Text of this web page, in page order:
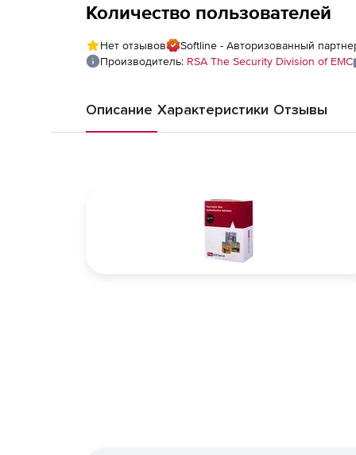
Количество пользователей
Нет отзывов
Softline - Авторизованный
Производитель: RSA The Security Division of EMC
Описание Характеристики Отзывы